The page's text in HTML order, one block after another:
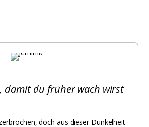
damit du früher wach wirst
doch aus dieser Dunkelheit